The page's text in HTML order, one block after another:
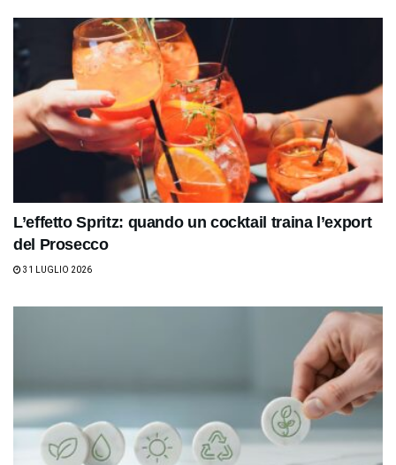
L’effetto Spritz: quando un cocktail traina l’export
del Prosecco
31 LUGLIO 2026